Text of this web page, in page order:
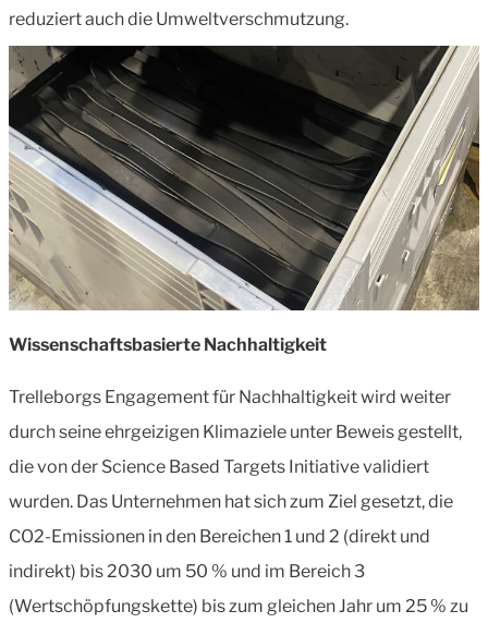
reduziert auch die Umweltverschmutzung.
Wissenschaftsbasierte Nachhaltigkeit
Trelleborgs Engagement für Nachhaltigkeit wird weiter
durch seine ehrgeizigen Klimaziele unter Beweis gestellt,
die von der Science Based Targets Initiative validiert
wurden. Das Unternehmen hat sich zum Ziel gesetzt, die
CO2-Emissionen in den Bereichen 1 und 2 (direkt und
indirekt) bis 2030 um 50 % und im Bereich 3
(Wertschöpfungskette) bis zum gleichen Jahr um 25 % zu